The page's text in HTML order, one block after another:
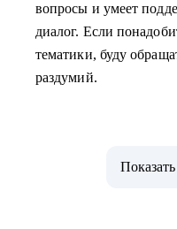
вопросы и умеет
диалог. Если
тематики, буду
раздумий.